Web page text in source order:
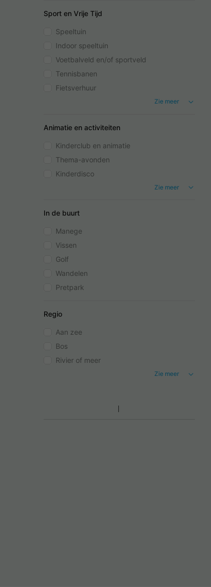
Sport en Vrije Tijd
Speeltuin
Indoor speeltuin
Voetbalveld en/of sportveld
Tennisbanen
Fietsverhuur
Zie meer
Animatie en activiteiten
Kinderclub en animatie
Thema-avonden
Kinderdisco
Zie meer
In de buurt
Manege
Vissen
Golf
Wandelen
Pretpark
Regio
Aan zee
Bos
Rivier of meer
Zie meer